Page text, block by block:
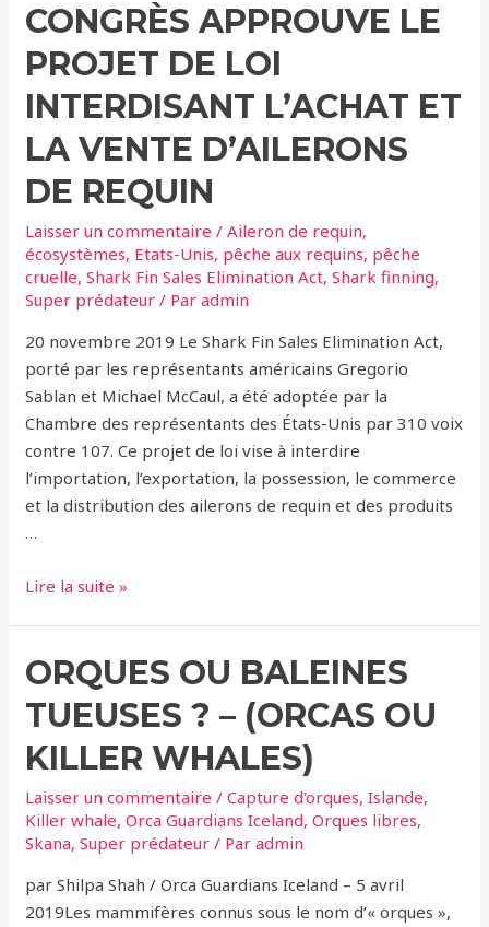
en
tant
que
super
prédateur
des
océans
CONGRÈS APPROUVE LE
PROJET DE LOI
INTERDISANT L’ACHAT ET
LA VENTE D’AILERONS
DE REQUIN
Laisser un commentaire /Aileron de requin,
écosystèmes, Etats-Unis, pêche aux requins, pêche
cruelle,Shark Fin Sales Elimination Act,Shark finning,
Super prédateur / Paradmin
20 novembre 2019 Le Shark Fin Sales Elimination Act,
porté par les représentants américains Gregorio
Sablan et Michael McCaul, a été adoptée par la
Chambre des représentants des États-Unis par 310 voix
contre 107. Ce projet de loi vise à interdire
l’importation, l’exportation, la possession, le commerce
et la distribution des ailerons de requin et des produits
…
Etats-
Le
approuve
le
projet
de
loi
interdisant
l’achat
et
Lire la suite »
ORQUES OU BALEINES
TUEUSES ? – (ORCAS OU
KILLER WHALES)
Laisser un commentaire /Capture d'orques,Islande,
Killer whale,Orca Guardians Iceland,Orques libres,
Skana,Super prédateur / Paradmin
par Shilpa Shah / Orca Guardians Iceland – 5 avril
2019Les mammifères connus sous le nom d’« orques »,